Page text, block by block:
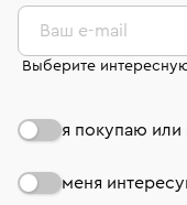
странице«Возврат
лабораторий
Ваш e-mail
Выберите
я покупаю
меня